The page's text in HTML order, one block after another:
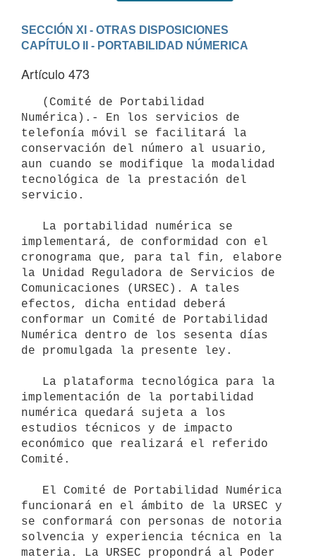
SECCIÓN XI - OTRAS DISPOSICIONES
CAPÍTULO II - PORTABILIDAD NÚMERICA
Artículo 473
Numérica).- En los servicios de
telefonía móvil se facilitará la
conservación del número al usuario,
aun cuando se modifique la modalidad
tecnológica de la prestación del
servicio.
implementará, de conformidad con el
cronograma que, para tal fin, elabore
la Unidad Reguladora de Servicios de
Comunicaciones (URSEC). A tales
efectos, dicha entidad deberá
conformar un Comité de Portabilidad
Numérica dentro de los sesenta días
de promulgada la presente ley.
implementación de la portabilidad
numérica quedará sujeta a los
estudios técnicos y de impacto
económico que realizará el referido
Comité.
funcionará en el ámbito de la URSEC y
se conformará con personas de notoria
solvencia y experiencia técnica en la
materia. La URSEC propondrá al Poder